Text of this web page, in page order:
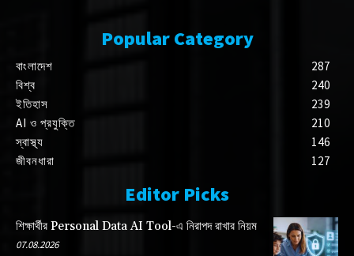
Popular Category
বাংলাদেশ
287
বিশ্ব
240
ইতিহাস
239
AI ও প্রযুক্তি
210
স্বাস্থ্য
146
জীবনধারা
127
Editor Picks
শিক্ষার্থীর Personal Data AI Tool-এ নিরাপদ রাখার নিয়ম
07.08.2026